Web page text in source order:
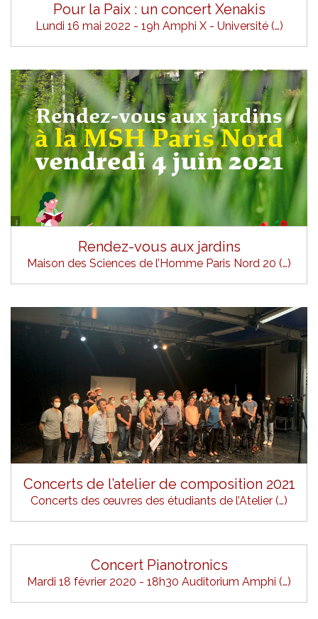
Pour la Paix : un concert Xenakis
Lundi 16 mai 2022 - 19h Amphi X - Université (…)
Rendez-vous aux jardins
Maison des Sciences de l’Homme Paris Nord 20 (…)
Concerts de l’atelier de composition 2021
Concerts des œuvres des étudiants de l’Atelier (…)
Concert Pianotronics
Mardi 18 février 2020 - 18h30 Auditorium Amphi (…)